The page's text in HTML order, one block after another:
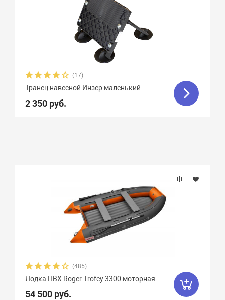
(17)
Транец навесной Инзер маленький
2 350 руб.
(485)
Лодка ПВХ Roger Trofey 3300 моторная
54 500 руб.